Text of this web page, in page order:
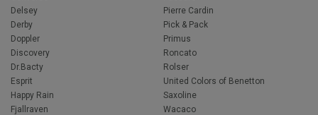
Delsey
Derby
Doppler
Discovery
Dr.Bacty
Esprit
Happy Rain
Fjallraven
Pierre Cardin
Pick & Pack
Primus
Roncato
Rolser
United Colors of Benetton
Saxoline
Wacaco